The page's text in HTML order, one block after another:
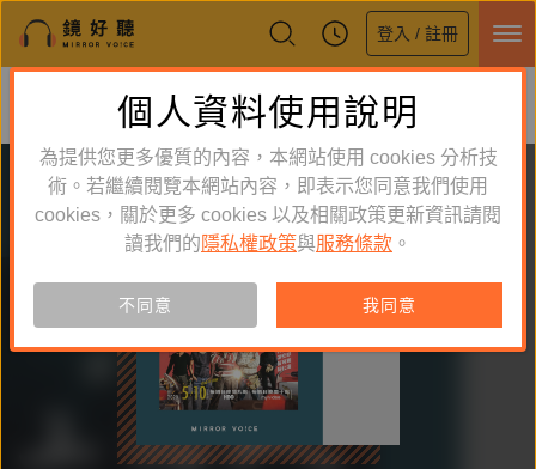
登入 / 註冊
鏡好聽全新APP上線
體驗全面升級，即刻下載
個人資料使用說明
為提供您更多優質的內容，本網站使用 cookies 分析技
術。若繼續閱覽本網站內容，即表示您同意我們使用
cookies，關於更多 cookies 以及相關政策更新資訊請閱
讀我們的 隱私權政策與服務條款 。
不同意 我同意